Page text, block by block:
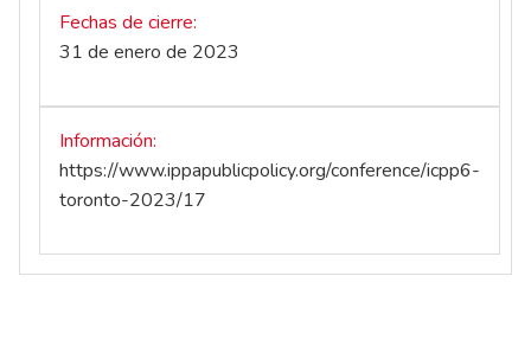
Fechas de cierre
31 de enero de 2023
Información
https://www.ippapublicpolicy.org/conference/icpp6-
toronto-2023/17